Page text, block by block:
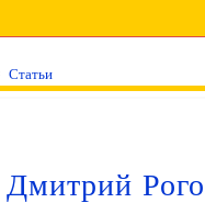
Статьи
Дмитрий